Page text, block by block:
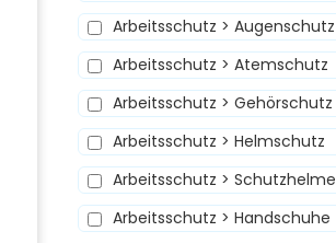
Arbeitsschutz > Augenschutz
Arbeitsschutz > Atemschutz
Arbeitsschutz > Gehörschutz
Arbeitsschutz > Helmschutz
Arbeitsschutz > Schutzhelme
Arbeitsschutz > Handschuhe